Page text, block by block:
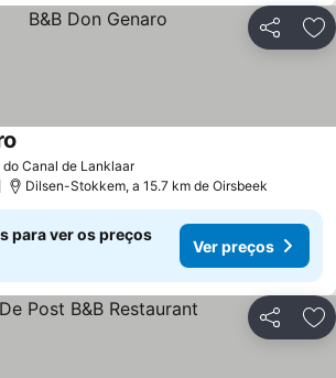
Partilhar
do Canal de Lanklaar
Dilsen-Stokkem, a 15.7 km de Oirsbeek
para ver os preços
Ver preços
Partilhar